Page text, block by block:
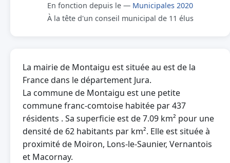
En fonction depuis le — Municipales 2020
À la tête d'un conseil municipal de 11 élus
La mairie de Montaigu est située au est de la
France dans le département Jura.
La commune de Montaigu est une petite
commune franc-comtoise habitée par 437
résidents . Sa superficie est de 7.09 km² pour une
densité de 62 habitants par km². Elle est située à
proximité de Moiron, Lons-le-Saunier, Vernantois
et Macornay.